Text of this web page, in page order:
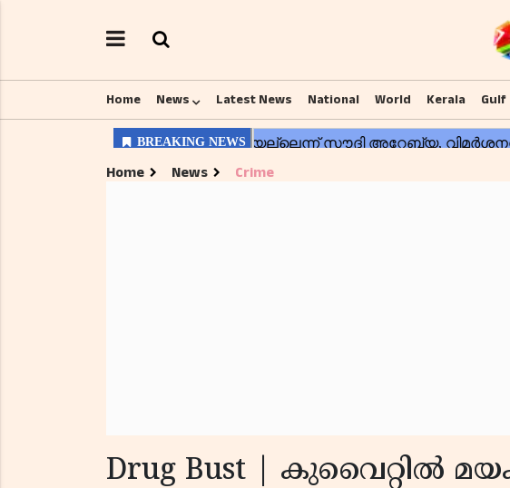
Home News Latest News National World Kerala Gulf
Home News Crime
Drug Bust | കുവൈറ്റിൽ